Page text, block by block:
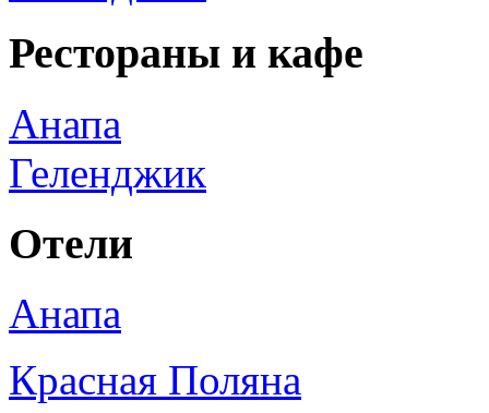
Рестораны и кафе
Анапа
Геленджик
Отели
Анапа
Красная Поляна